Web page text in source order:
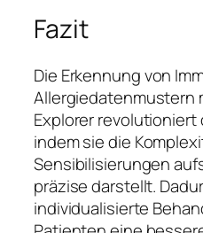
Fazit
Die Erkennung von
Allergiedatenmustern
Explorer
indem sie die
Sensibilisierungen
präzise darstellt.
individualisierte